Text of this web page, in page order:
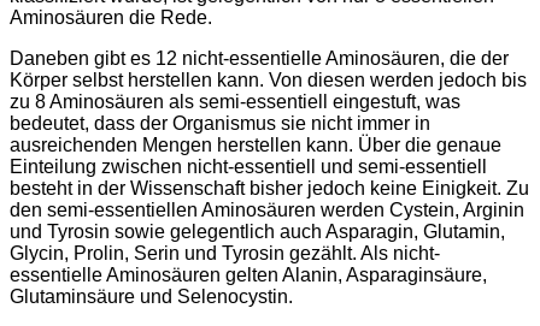
Aminosäuren die Rede.
Daneben gibt es 12 nicht-essentielle Aminosäuren, die der
Körper selbst herstellen kann. Von diesen werden jedoch bis
zu 8 Aminosäuren als semi-essentiell eingestuft, was
bedeutet, dass der Organismus sie nicht immer in
ausreichenden Mengen herstellen kann. Über die genaue
Einteilung zwischen nicht-essentiell und semi-essentiell
besteht in der Wissenschaft bisher jedoch keine Einigkeit. Zu
den semi-essentiellen Aminosäuren werden Cystein, Arginin
und Tyrosin sowie gelegentlich auch Asparagin, Glutamin,
Glycin, Prolin, Serin und Tyrosin gezählt. Als nicht-
essentielle Aminosäuren gelten Alanin, Asparaginsäure,
Glutaminsäure und Selenocystin.